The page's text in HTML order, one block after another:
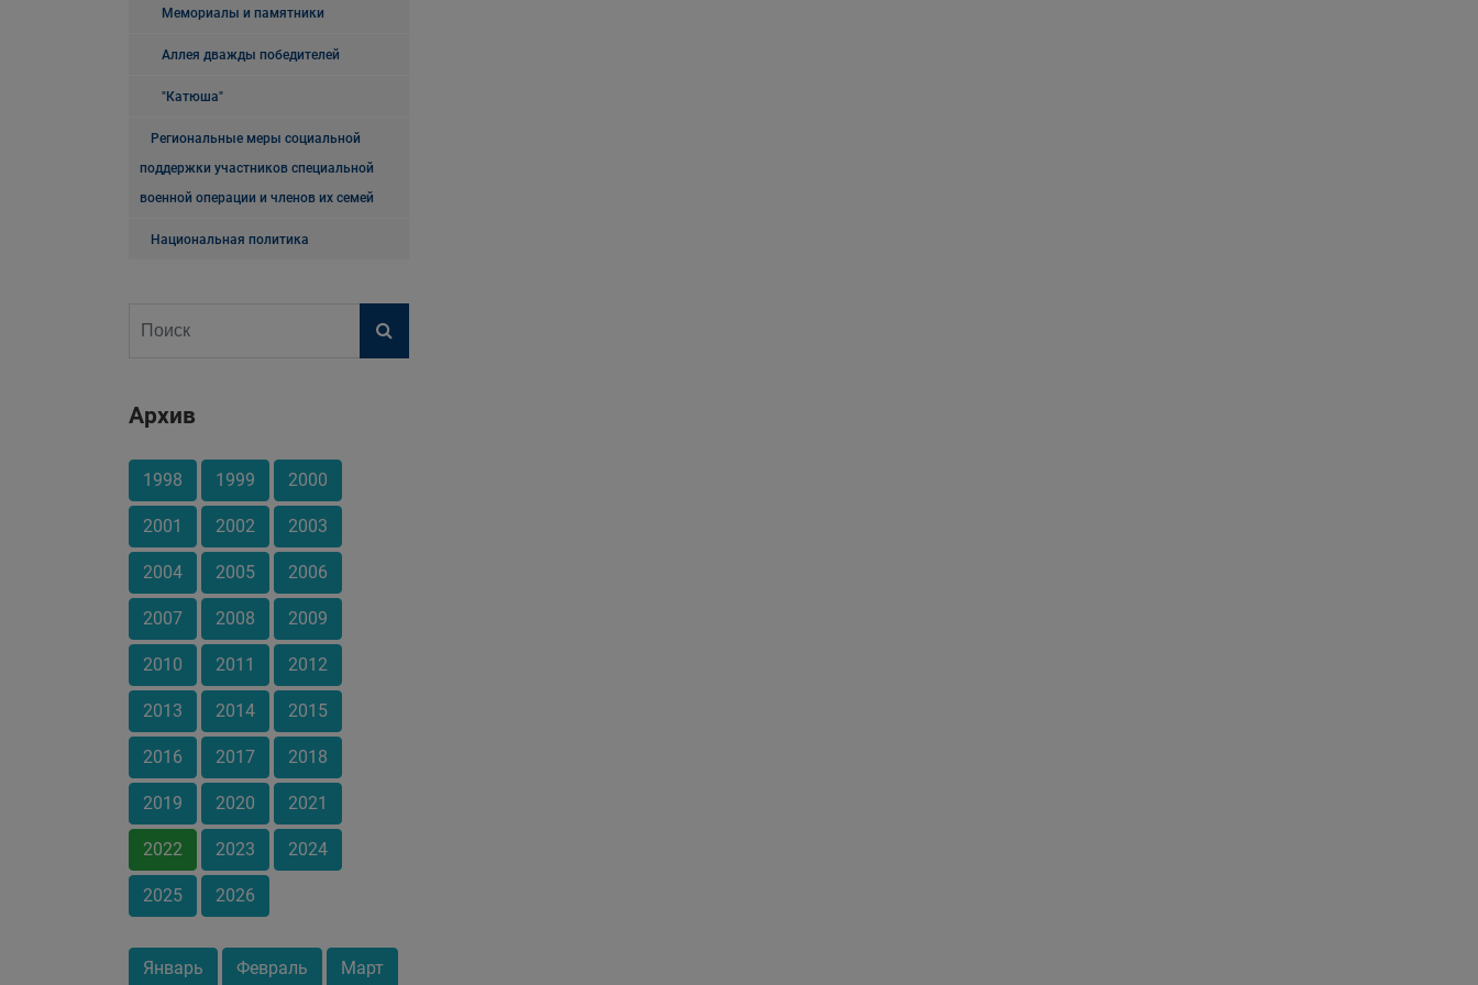
Мемориалы и памятники
Аллея дважды победителей
"Катюша"
Региональные меры социальной
поддержки участников специальной
военной операции и членов их семей
Национальная политика
Архив
1998 1999 2000
2001 2002 2003
2004 2005 2006
2007 2008 2009
2010 2011 2012
2013 2014 2015
2016 2017 2018
2019 2020 2021
2022 2023 2024
2025 2026
Январь Февраль Март